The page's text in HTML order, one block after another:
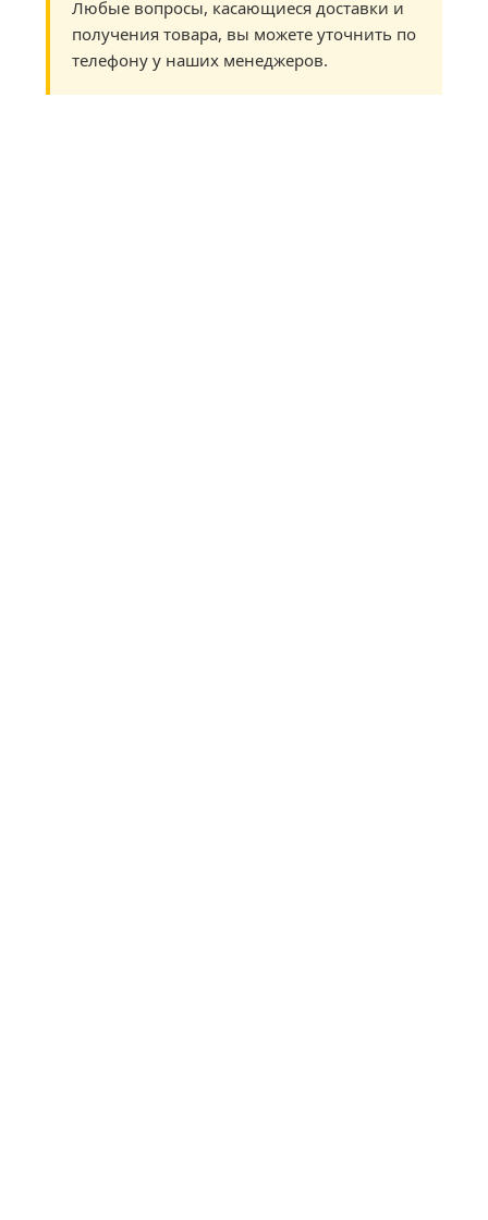
Любые вопросы, касающиеся доставки и
получения товара, вы можете уточнить по
телефону у наших менеджеров.